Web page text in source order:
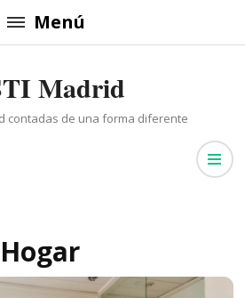
Menú
Madrid
contadas de una forma diferente